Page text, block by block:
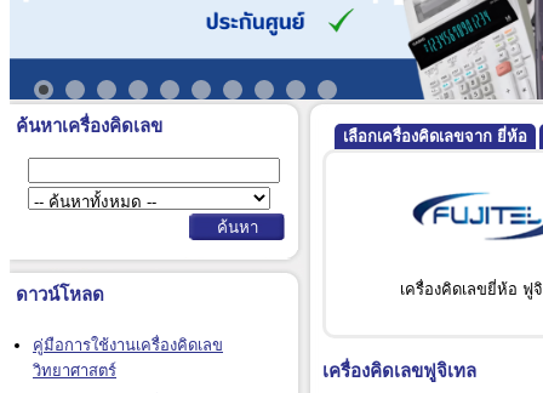
ค้นหาเครื่องคิดเลข
ดาวน์โหลด
คู่มือการใช้งานเครื่องคิดเลข
วิทยาศาสตร์
เลือกเครื่องคิดเลขจาก ยี่ห้อ
เครื่องคิดเลขยี่ห้อ ฟู
เครื่องคิดเลขฟูจิเทล